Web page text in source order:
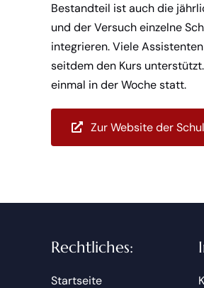
Bestandteil ist auch die
und der Versuch einzelne
integrieren. Viele
seitdem den Kurs
einmal in der Woche statt.
Zur Website der
Rechtliches:
Startseite